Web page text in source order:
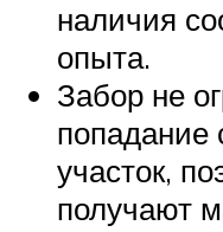
наличия
опыта.
Забор не
попадание
участок,
получают